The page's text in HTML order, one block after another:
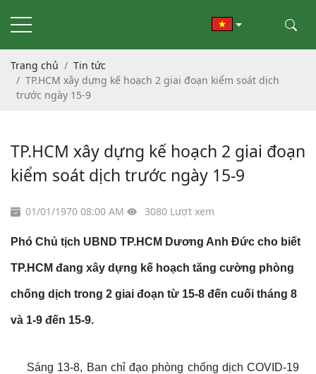
Trang chủ
Tin tức
TP.HCM xây dựng kế hoạch 2 giai đoạn kiểm soát dịch
trước ngày 15-9
TP.HCM xây dựng kế hoạch 2 giai đoạn
kiểm soát dịch trước ngày 15-9
01/01/1970 08:00 AM 3080 Lượt xem
Phó Chủ tịch UBND TP.HCM Dương Anh Đức cho biết
TP.HCM đang xây dựng kế hoạch tăng cường phòng
chống dịch trong 2 giai đoạn từ 15-8 đến cuối tháng 8
và 1-9 đến 15-9.
Sáng 13-8, Ban chỉ đạo phòng chống dịch COVID-19